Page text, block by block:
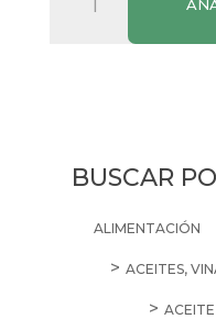
Imperial
BUSCAR
ALIMENTACIÓN
ACEITES,
ACEITE